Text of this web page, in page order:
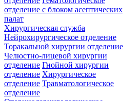
отделение c блоком асептических
палат
Хирургическая служба
Нейрохирургическое отделение
Торакальной хирургии отделение
Челюстно-лицевой хирургии
отделение Гнойной хирургии
отделение Хирургическое
отделение Травматологическое
отделение